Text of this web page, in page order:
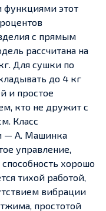
функциями этот
с прямым
рассчитана на
Для сушки по
до 4 кг
и простое
кто не дружит с
Класс
— А. Машинка
управление,
хорошо
тихой работой,
вибрации
простотой